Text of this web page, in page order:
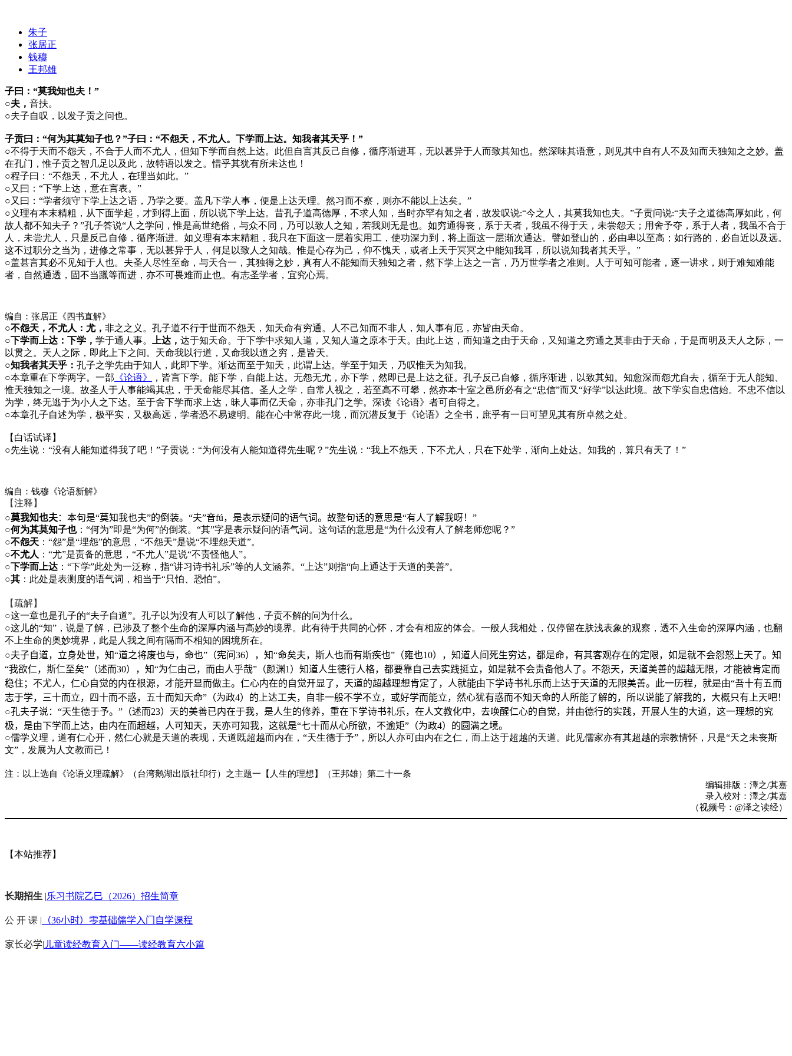
朱子
张居正
钱穆
王邦雄
子曰：“莫我知也夫！”
○夫， 音扶。
○夫子自叹，以发子贡之问也。
子贡曰：“何为其莫知子也？”子曰：“不怨天，不尤人。下学而上达。知我者其天乎！”
○不得于天而不怨天，不合于人而不尤人，但知下学而自然上达。此但自言其反己自修，循序渐进耳，无以甚异于人而致其知也。然深味其语意，则见其中自有人不及知而天独知之之妙。盖
在孔门，惟子贡之智几足以及此，故特语以发之。惜乎其犹有所未达也！
○程子曰：“不怨天，不尤人，在理当如此。”
○又曰：“下学上达，意在言表。”
○又曰：“学者须守下学上达之语，乃学之要。盖凡下学人事，便是上达天理。然习而不察，则亦不能以上达矣。”
○ 义理有本末精粗，从下面学起，才到得上面，所以说下学上达。昔孔子道高德厚，不求人知，当时亦罕有知之者，故发叹说:“今之人，其莫我知也夫。”子贡问说:“夫子之道德高厚如此，何
故人都不知夫子？”孔子答说“人之学问，惟是高世绝俗，与众不同，乃可以致人之知，若我则无是也。如穷通得丧，系于天者，我虽不得于天，未尝怨天；用舍予夺，系于人者，我虽不合于
人，未尝尤人，只是反己自修，循序渐进。如义理有本末精粗，我只在下面这一层着实用工，使功深力到，将上面这一层渐次通达。譬如登山的，必由卑以至高；如行路的，必自近以及远。
这不过职分之当为，进修之常事，无以甚异于人，何足以致人之知哉。惟是心存为己，仰不愧天，或者上天于冥冥之中能知我耳，所以说知我者其天乎。”
○盖甚言其必不见知于人也。夫圣人尽性至命，与天合一，其独得之妙，真有人不能知而天独知之者，然下学上达之一言，乃万世学者之准则。人于可知可能者，逐一讲求，则于难知难能
者，自然通透，固不当躐等而进，亦不可畏难而止也。有志圣学者，宜究心焉。
编自：张居正《四书直解》
○不怨天，不尤人：尤， 非之之义。孔子道不行于世而不怨天，知天命有穷通。人不己知而不非人，知人事有厄，亦皆由天命。
○下学而上达：下学， 学于通人事。 上达， 达于知天命。于下学中求知人道，又知人道之原本于天。由此上达，而知道之由于天命，又知道之穷通之莫非由于天命，于是而明及天人之际，一
以贯之。天人之际，即此上下之间。天命我以行道，又命我以道之穷，是皆天。
○知我者其天乎： 孔子之学先由于知人，此即下学。渐达而至于知天，此谓上达。学至于知天，乃叹惟天为知我。
○本章重在下学两字。一部 《论语》
，皆言下学。能下学，自能上达。无怨无尤，亦下学，然即已是上达之征。孔子反己自修，循序渐进，以致其知。知愈深而怨尤自去，循至于无人能知、
惟天独知之一境。故圣人于人事能竭其忠，于天命能尽其信。圣人之学，自常人视之，若至高不可攀，然亦本十室之邑所必有之“忠信”而又“好学”以达此境。故下学实自忠信始。不忠不信以
为学，终无逃于为小人之下达。至于舍下学而求上达，昧人事而亿天命，亦非孔门之学。深读《论语》者可自得之。
○本章孔子自述为学，极平实，又极高远，学者恐不易逮明。能在心中常存此一境，而沉潜反复于《论语》之全书，庶乎有一日可望见其有所卓然之处。
【白话试译】
○先生说：“没有人能知道得我了吧！”子贡说：“为何没有人能知道得先生呢？”先生说：“我上不怨天，下不尤人，只在下处学，渐向上处达。知我的，算只有天了！”
编自：钱穆《论语新解》
【注释】
○莫我知也夫：本句是“莫知我也夫”的倒装。“夫”音fú，是表示疑问的语气词。故整句话的意思是“有人了解我呀！”
○何为其莫知子也：“何为”即是“为何”的倒装。“其”字是表示疑问的语气词。这句话的意思是“为什么没有人了解老师您呢？”
○不怨天 ：“怨”是“埋怨”的意思，“不怨天”是说“不埋怨天道”。
○不尤人 ：“尤”是责备的意思，“不尤人”是说“不责怪他人”。
○下学而上达 ：“下学”此处为一泛称，指“讲习诗书礼乐”等的人文涵养。“上达”则指“向上通达于天道的美善”。
○其 ：此处是表测度的语气词，相当于“只怕、恐怕”。
【疏解】
○这一章也是孔子的“夫子自道”。孔子以为没有人可以了解他，子贡不解的问为什么。
○这儿的“知”，说是了解，已涉及了整个生命的深厚内涵与高妙的境界。此有待于共同的心怀，才会有相应的体会。一般人我相处，仅停留在肤浅表象的观察，透不入生命的深厚内涵，也翻
不上生命的奥妙境界，此是人我之间有隔而不相知的困境所在。
○夫子自道，立身处世，知“道之将废也与，命也”（宪问36），知“命矣夫，斯人也而有斯疾也”（雍也10），知道人间死生穷达，都是命，有其客观存在的定限，如是就不会怨怒上天了。知
“我欲仁，斯仁至矣”（述而30），知“为仁由己，而由人乎哉”（颜渊1 ）知道人生德行人格，都要靠自己去实践挺立，如是就不会责备他人了。不怨天，天道美善的超越无限，才能被肯定而
稳住；不尤人，仁心自觉的内在根源，才能开显而做主。仁心内在的自觉开显了，天道的超越理想肯定了，人就能由下学诗书礼乐而上达于天道的无限美善。此一历程，就是由“吾十有五而
志于学，三十而立，四十而不惑，五十而知天命”（为政4）的上达工夫，自非一般不学不立，或好学而能立，然心犹有惑而不知天命的人所能了解的，所以说能了解我的，大概只有上天吧！
○孔夫子说：“天生德于予。”（述而23）天的美善已内在于我，是人生的修养，重在下学诗书礼乐，在人文教化中，去唤醒仁心的自觉，并由德行的实践，开展人生的大道，这一理想的究
极，是由下学而上达，由内在而超越，人可知天，天亦可知我，这就是“七十而从心所欲，不逾矩”（为政4）的圆满之境。
○儒学义理，道有仁心开，然仁心就是天道的表现，天道既超越而内在，“天生德于予”，所以人亦可由内在之仁，而上达于超越的天道。此见儒家亦有其超越的宗教情怀，只是“天之未丧斯
文”，发展为人文教而已！
注：以上选自《论语义理疏解》（台湾鹅湖出版社印行）之主题一【人生的理想】（王邦雄）第二十一条
编辑排版：澤之/其嘉
录入校对：澤之/其嘉
（视频号：@泽之读经）
【本站推荐】
长期招生 |乐习书院乙巳（2026）招生简章
公 开 课 | （36小时）零基础儒学入门自学课程
家长必学| 儿童读经教育入门——读经教育六小篇